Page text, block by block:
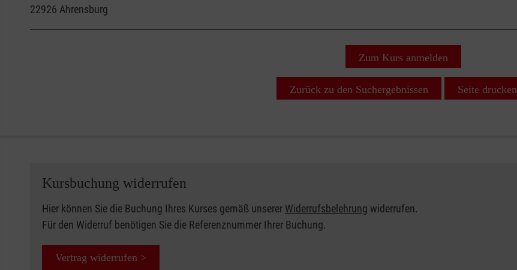
22926 Ahrensburg
Zum Kurs anmelden
Zurück zu den Suchergebnissen Seite drucken
Kursbuchung widerrufen
Hier können Sie die Buchung Ihres Kurses gemäß unserer Widerrufsbelehrung widerrufen.
Für den Widerruf benötigen Sie die Referenznummer Ihrer Buchung.
Vertrag widerrufen >